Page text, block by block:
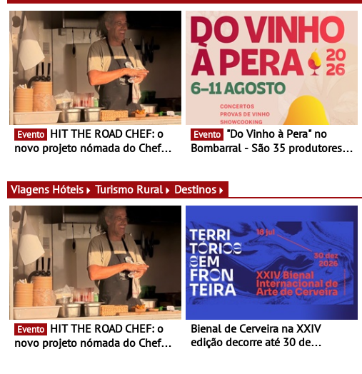
debates dedicado aos grandes
temas do nosso tempo
Evento
novo projeto nómada do Chef
que percorre Portugal
Evento
Bombarral - São 35 produtores,
Viagens Hóteis Turismo Rural Destinos
Evento
novo projeto nómada do Chef
Bienal de Cerveira na XXIV
edição decorre até 30 de